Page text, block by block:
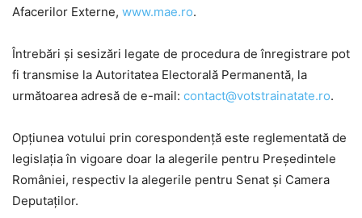
Afacerilor Externe, www.mae.ro.
Întrebări și sesizări legate de procedura de înregistrare pot
fi transmise la Autoritatea Electorală Permanentă, la
următoarea adresă de e-mail: contact@votstrainatate.ro.
Opțiunea votului prin corespondență este reglementată de
legislația în vigoare doar la alegerile pentru Președintele
României, respectiv la alegerile pentru Senat și Camera
Deputaților.